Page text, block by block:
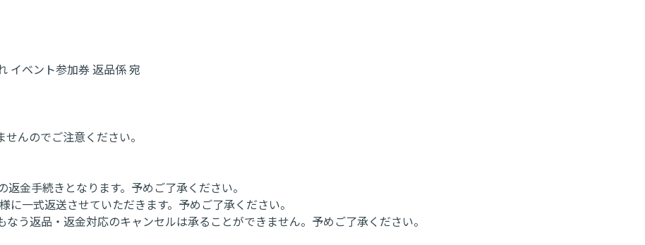
イベント参加券 返品係 宛
んのでご注意ください。
金手続きとなります。予めご了承ください。
一式返送させていただきます。予めご了承ください。
う返品・返金対応のキャンセルは承ることができません。予めご了承ください。